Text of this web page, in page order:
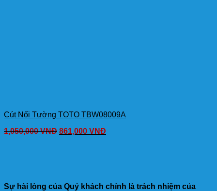
Cút Nối Tường TOTO TBW08009A
1,050,000VNĐ 861,000 VNĐ
Sự hài lòng của Quý khách chính là trách nhiệm của